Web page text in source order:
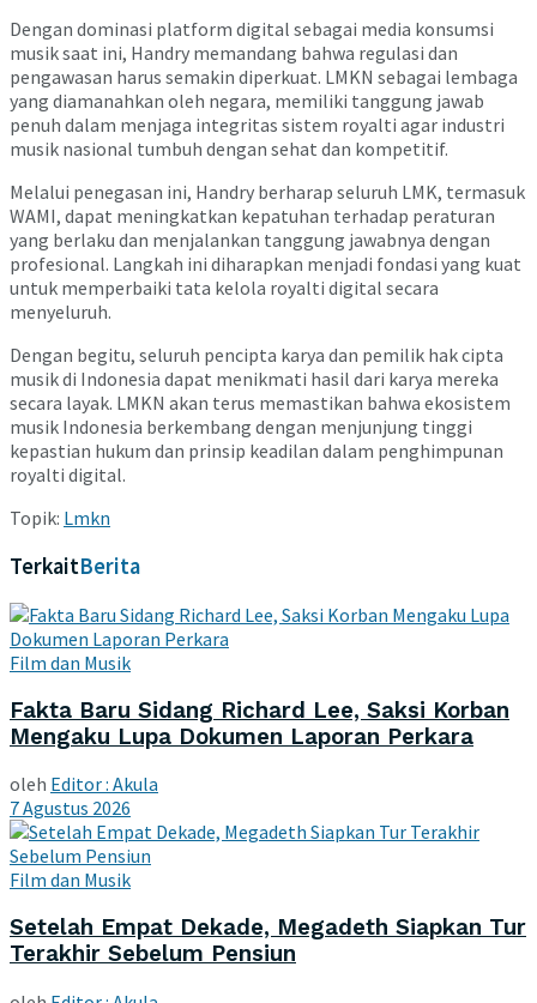
Dengan dominasi platform digital sebagai media konsumsi
musik saat ini, Handry memandang bahwa regulasi dan
pengawasan harus semakin diperkuat. LMKN sebagai lembaga
yang diamanahkan oleh negara, memiliki tanggung jawab
penuh dalam menjaga integritas sistem royalti agar industri
musik nasional tumbuh dengan sehat dan kompetitif.
Melalui penegasan ini, Handry berharap seluruh LMK, termasuk
WAMI, dapat meningkatkan kepatuhan terhadap peraturan
yang berlaku dan menjalankan tanggung jawabnya dengan
profesional. Langkah ini diharapkan menjadi fondasi yang kuat
untuk memperbaiki tata kelola royalti digital secara
menyeluruh.
Dengan begitu, seluruh pencipta karya dan pemilik hak cipta
musik di Indonesia dapat menikmati hasil dari karya mereka
secara layak. LMKN akan terus memastikan bahwa ekosistem
musik Indonesia berkembang dengan menjunjung tinggi
kepastian hukum dan prinsip keadilan dalam penghimpunan
royalti digital.
Topik: Lmkn
TerkaitBerita
Film dan Musik
Fakta Baru Sidang Richard Lee, Saksi Korban
Mengaku Lupa Dokumen Laporan Perkara
oleh Editor : Akula
7 Agustus 2026
Film dan Musik
Setelah Empat Dekade, Megadeth Siapkan Tur
Terakhir Sebelum Pensiun